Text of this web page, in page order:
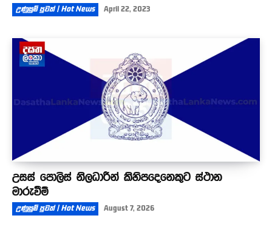
උණුසුම් පුවත් | Hot News April 22, 2023
උසස් පොලිස් නිලධාරීන් කිහිපදෙනෙකුට ස්ථාන
මාරුවීම්
උණුසුම් පුවත් | Hot News August 7, 2026